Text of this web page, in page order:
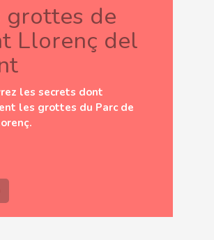
grottes de
Llorenç del
les secrets dont
les grottes du Parc de